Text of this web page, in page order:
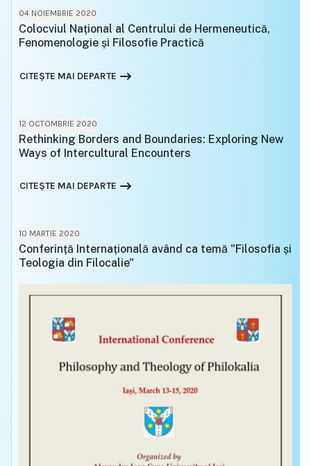
04 NOIEMBRIE 2020
Colocviul Național al Centrului de Hermeneutică,
Fenomenologie și Filosofie Practică
CITEȘTE MAI DEPARTE
12 OCTOMBRIE 2020
Rethinking Borders and Boundaries: Exploring New
Ways of Intercultural Encounters
CITEȘTE MAI DEPARTE
10 MARTIE 2020
Conferință Internațională având ca temă "Filosofia și
Teologia din Filocalie"